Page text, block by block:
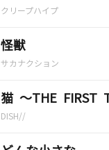
クリープハイプ
怪獣
サカナクション
猫 ～THE FIRST
DISH//